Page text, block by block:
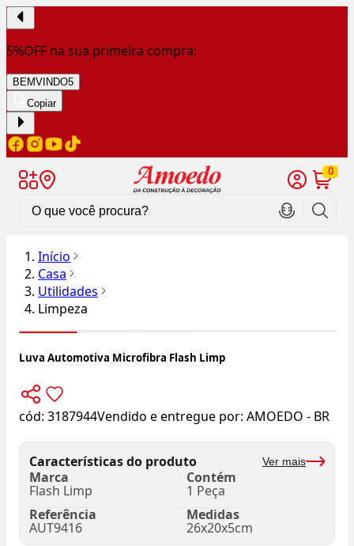
5%OFF na sua primeira compra:
BEMVINDO5
Copiar
0
Início
Casa
Utilidades
Limpeza
Luva Automotiva Microfibra Flash Limp
cód: 3187944Vendido e entregue por: AMOEDO - BR
Características do produto Ver mais
Marca
Flash Limp
Contém
1 Peça
Referência
AUT9416
Medidas
26x20x5cm